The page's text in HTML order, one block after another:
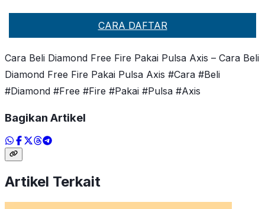
CARA DAFTAR
Cara Beli Diamond Free Fire Pakai Pulsa Axis – Cara Beli
Diamond Free Fire Pakai Pulsa Axis #Cara #Beli
#Diamond #Free #Fire #Pakai #Pulsa #Axis
Bagikan Artikel
Artikel Terkait